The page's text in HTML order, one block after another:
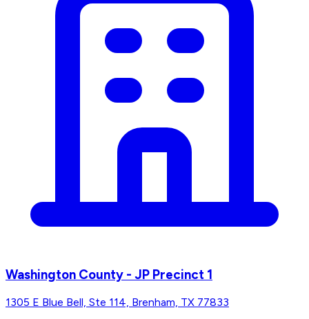
Washington County - JP Precinct 1
1305 E Blue Bell, Ste 114, Brenham, TX 77833